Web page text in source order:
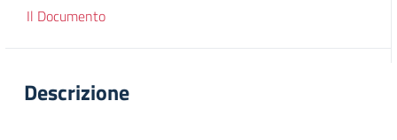
Il Documento
Descrizione